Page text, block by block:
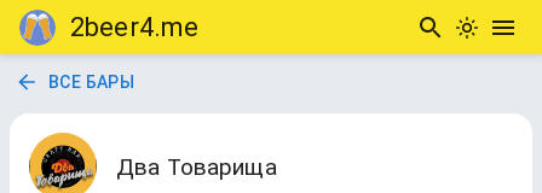
2beer4.me
ВСЕ БАРЫ
Два Товарища